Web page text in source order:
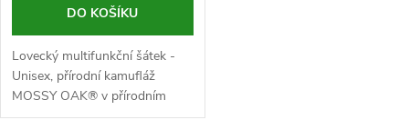
DO KOŠÍKU
Lovecký multifunkční šátek -
Unisex, přírodní kamufláž
MOSSY OAK® v přírodním
provedení, složený z polyesteru,